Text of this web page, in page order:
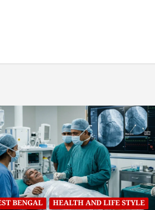
BENGAL HEALTH AND LIFE STYLE